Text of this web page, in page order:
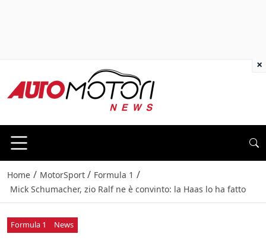
Home / MotorSport / Formula 1 /
Mick Schumacher, zio Ralf ne è convinto: la Haas lo ha fatto
Formula 1 News
×